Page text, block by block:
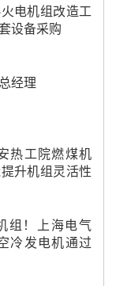
电机组改造工
设备采购
经理
热工院燃煤机
升机组灵活性
三方评审服务
组！上海电气
冷发电机通过